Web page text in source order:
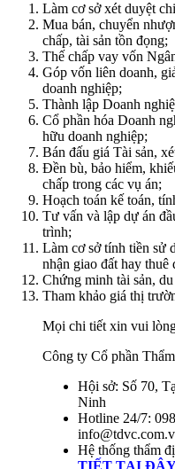
Làm cơ sở xét duyệt
Mua bán, chuyển
chấp, tài sản tồn đọng;
Thế chấp vay vốn
Góp vốn liên doanh,
doanh nghiệp;
Thành lập Doanh
Cổ phần hóa Doanh
hữu doanh nghiệp;
Bán đấu giá Tài sản,
Đền bù, bảo hiểm,
chấp trong các vụ án;
Hoạch toán kế toán,
Tư vấn và lập dự án
trình;
Làm cơ sở tính tiền sử
nhận giao đất hay thuê
Chứng minh tài sản,
Tham khảo giá thị
Mọi chi tiết xin vui
Công ty Cổ phần
Hội sở: Số 70,
Ninh
Hotline 24/7:
Hệ thống thẩm
TIẾT TẠI